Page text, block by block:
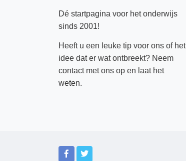
Dé startpagina voor het onderwijs
sinds 2001!
Heeft u een leuke tip voor ons of het
idee dat er wat ontbreekt? Neem
contactmet ons op en laat het
weten.